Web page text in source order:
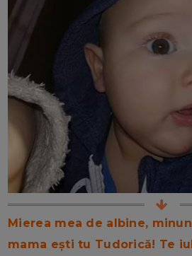
Mierea mea de albine,
mama ești tu Tudorică! Te